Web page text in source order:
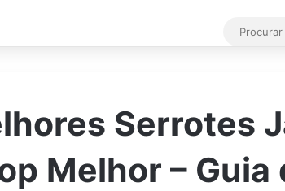
Serrotes
Melhor – Guia